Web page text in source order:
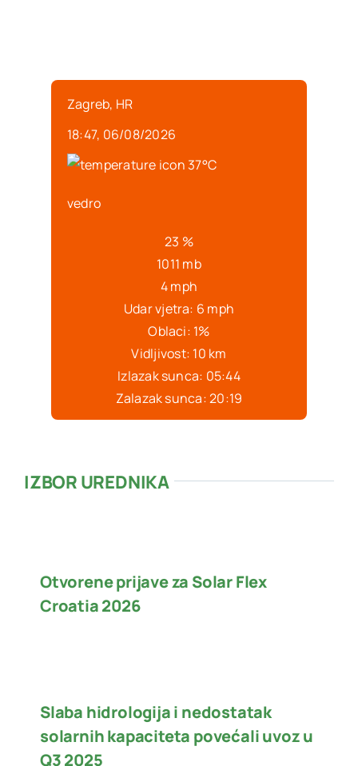
Zagreb, HR
18:47, 06/08/2026
37°C
vedro
23 %
1011 mb
4 mph
Udar vjetra: 6 mph
Oblaci: 1%
Vidljivost: 10 km
Izlazak sunca: 05:44
Zalazak sunca:20:19
IZBOR UREDNIKA
Otvorene prijave za Solar Flex
Croatia 2026
Slaba hidrologija i nedostatak
solarnih kapaciteta povećali uvoz u
Q3 2025